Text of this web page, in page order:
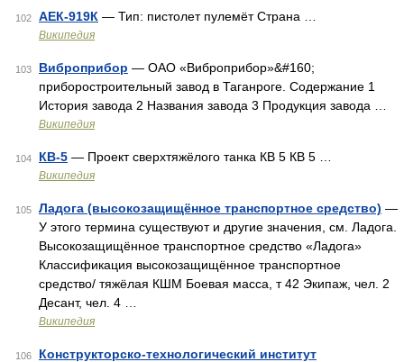
102 АЕК-919К — Тип: пистолет пулемёт Страна …
Википедия
103 Виброприбор — ОАО «Виброприбор»&#160;
приборостроительный завод в Таганроге. Содержание 1
История завода 2 Названия завода 3 Продукция завода …
Википедия
104 КВ-5 — Проект сверхтяжёлого танка КВ 5 КВ 5 …
Википедия
105 Ладога (высокозащищённое транспортное средство) —
У этого термина существуют и другие значения, см. Ладога.
Высокозащищённое транспортное средство «Ладога»
Классификация высокозащищённое транспортное
средство/ тяжёлая КШМ Боевая масса, т 42 Экипаж, чел. 2
Десант, чел. 4 …
Википедия
106
Конструкторско-технологический институт